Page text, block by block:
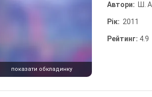
показати обкладинку
Автори: Ш.
Рік: 2011
Рейтинг: 4.9